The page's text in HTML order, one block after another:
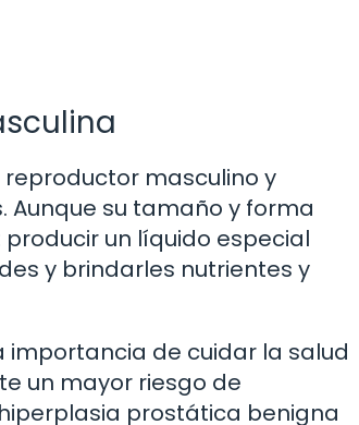
masculino y
su tamaño y forma
un líquido especial
y brindarles nutrientes y
importancia de cuidar la salud
un mayor riesgo de
prostática benigna